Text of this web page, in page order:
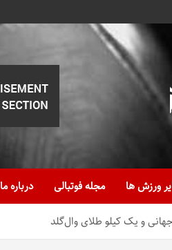
ورزش ها مجله فوتبالی درباره ما
و یک کیلو طلای وال‌گلد